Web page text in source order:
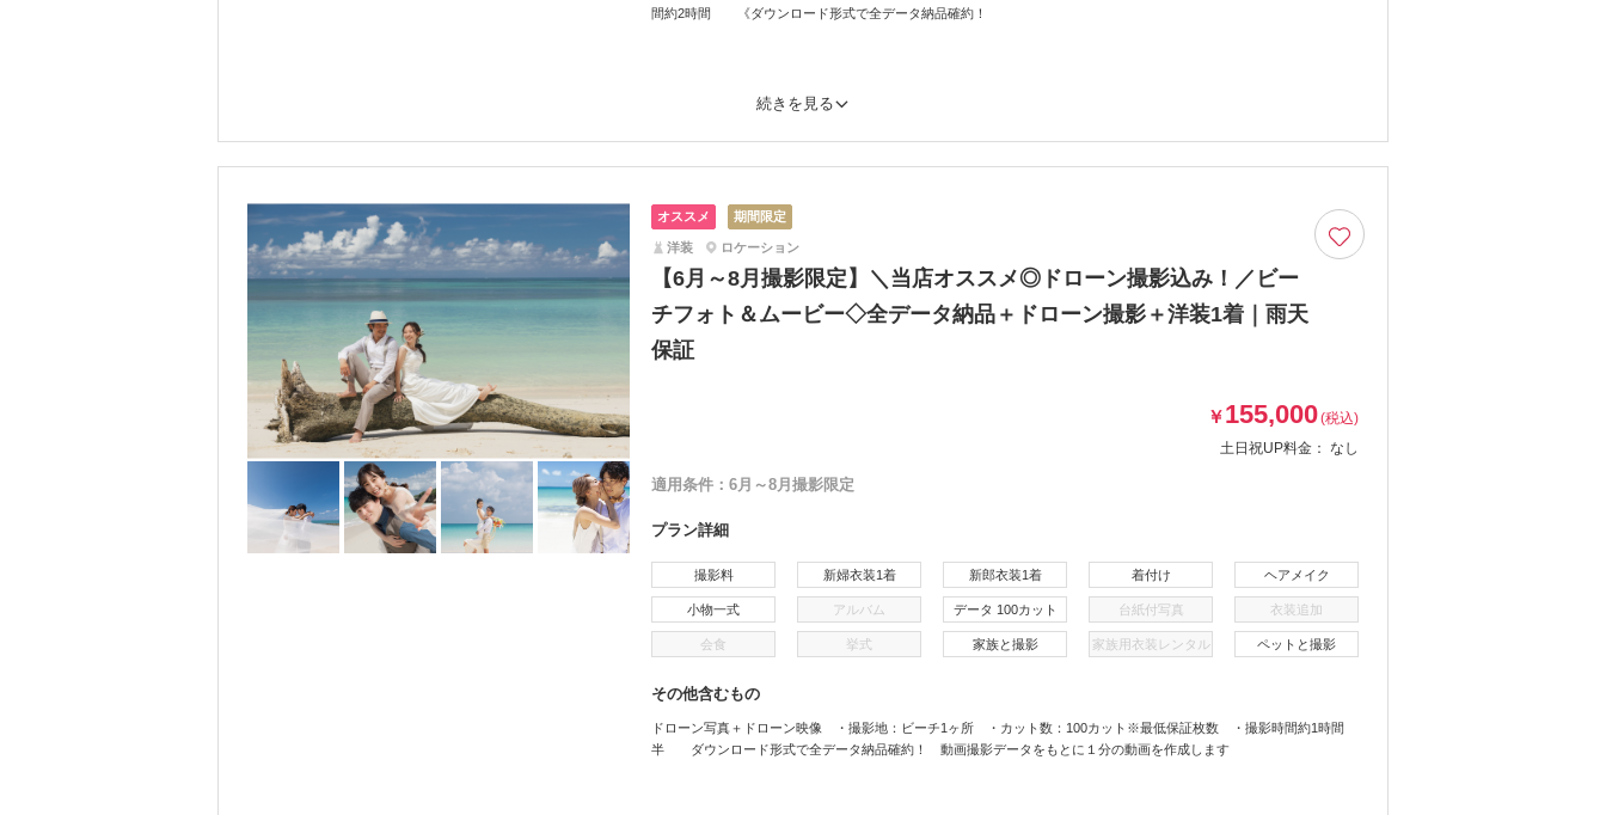
間約2時間 《ダウンロード形式で全データ納品確約！
続きを見る
オススメ 期間限定
洋装 ロケーション
【6月～8月撮影限定】＼当店オススメ◎ドローン撮影込み！／ビー
チフォト＆ムービー◇全データ納品＋ドローン撮影＋洋装1着｜雨天
保証
￥155,000(税込)
土日祝UP料金： なし
適用条件： 6月～8月撮影限定
プラン詳細
撮影料 新婦衣装1着 新郎衣装1着 着付け ヘアメイク
小物一式 アルバム データ 100カット 台紙付写真 衣装追加
会食 挙式 家族と撮影 家族用衣装レンタル ペットと撮影
その他含むもの
ドローン写真＋ドローン映像 ・撮影地：ビーチ1ヶ所 ・カット数：100カット※最低保証枚数 ・撮影時間約1時間
半 ダウンロード形式で全データ納品確約！ 動画撮影データをもとに１分の動画を作成します